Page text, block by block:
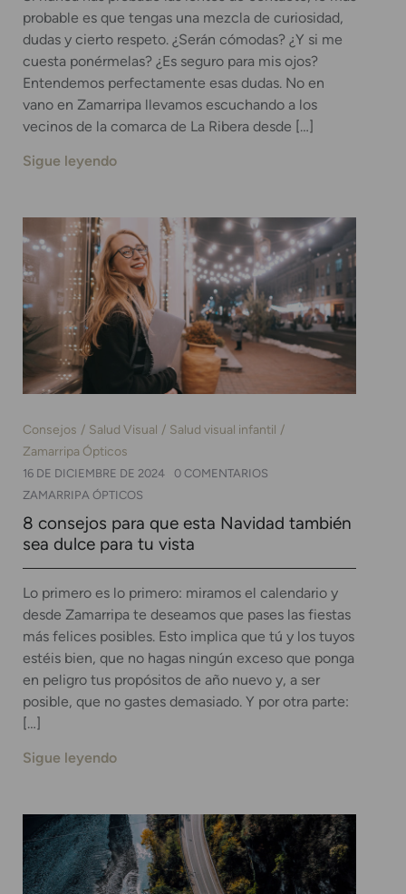
probable es que tengas una mezcla de curiosidad,
dudas y cierto respeto. ¿Serán cómodas? ¿Y si me
cuesta ponérmelas? ¿Es seguro para mis ojos?
Entendemos perfectamente esas dudas. No en
vano en Zamarripa llevamos escuchando a los
vecinos de la comarca de La Ribera desde […]
Sigue leyendo
Consejos Salud Visual
Salud visual infantil
Zamarripa Ópticos
16 DE DICIEMBRE DE 2024
0 COMENTARIOS
ZAMARRIPA ÓPTICOS
8 consejos para que esta Navidad también
sea dulce para tu vista
Lo primero es lo primero: miramos el calendario y
desde Zamarripa te deseamos que pases las fiestas
más felices posibles. Esto implica que tú y los tuyos
estéis bien, que no hagas ningún exceso que ponga
en peligro tus propósitos de año nuevo y, a ser
posible, que no gastes demasiado. Y por otra parte:
[…]
Sigue leyendo